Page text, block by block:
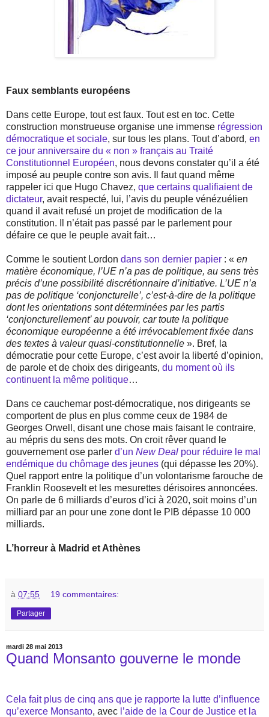
Faux semblants européens
Dans cette Europe, tout est faux. Tout est en toc. Cette
construction monstrueuse organise une immense régression
démocratique et sociale, sur tous les plans. Tout d’abord, en
ce jour anniversaire du « non » français au Traité
Constitutionnel Européen, nous devons constater qu’il a été
imposé au peuple contre son avis. Il faut quand même
rappeler ici que Hugo Chavez, que certains qualifiaient de
dictateur, avait respecté, lui, l’avis du peuple vénézuélien
quand il avait refusé un projet de modification de la
constitution. Il n’était pas passé par le parlement pour
défaire ce que le peuple avait fait…
Comme le soutient Lordon dans son dernier papier : « en
matière économique, l’UE n’a pas de politique, au sens très
précis d’une possibilité discrétionnaire d’initiative. L’UE n’a
pas de politique ‘conjoncturelle’, c’est-à-dire de la politique
dont les orientations sont déterminées par les partis
‘conjoncturellement’ au pouvoir, car toute la politique
économique européenne a été irrévocablement fixée dans
des textes à valeur quasi-constitutionnelle ». Bref, la
démocratie pour cette Europe, c’est avoir la liberté d’opinion,
de parole et de choix des dirigeants, du moment où ils
continuent la même politique…
Dans ce cauchemar post-démocratique, nos dirigeants se
comportent de plus en plus comme ceux de 1984 de
Georges Orwell, disant une chose mais faisant le contraire,
au mépris du sens des mots. On croit rêver quand le
gouvernement ose parler d’un New Deal pour réduire le mal
endémique du chômage des jeunes (qui dépasse les 20%).
Quel rapport entre la politique d’un volontarisme farouche de
Franklin Roosevelt et les mesurettes dérisoires annoncées.
On parle de 6 milliards d’euros d’ici à 2020, soit moins d’un
milliard par an pour une zone dont le PIB dépasse 10 000
milliards.
L’horreur à Madrid et Athènes
à 07:55 19 commentaires:
Partager
mardi 28 mai 2013
Quand Monsanto gouverne le monde
Cela fait plus de cinq ans que je rapporte la lutte d’influence
qu’exerce Monsanto, avec l’aide de la Cour de Justice et la